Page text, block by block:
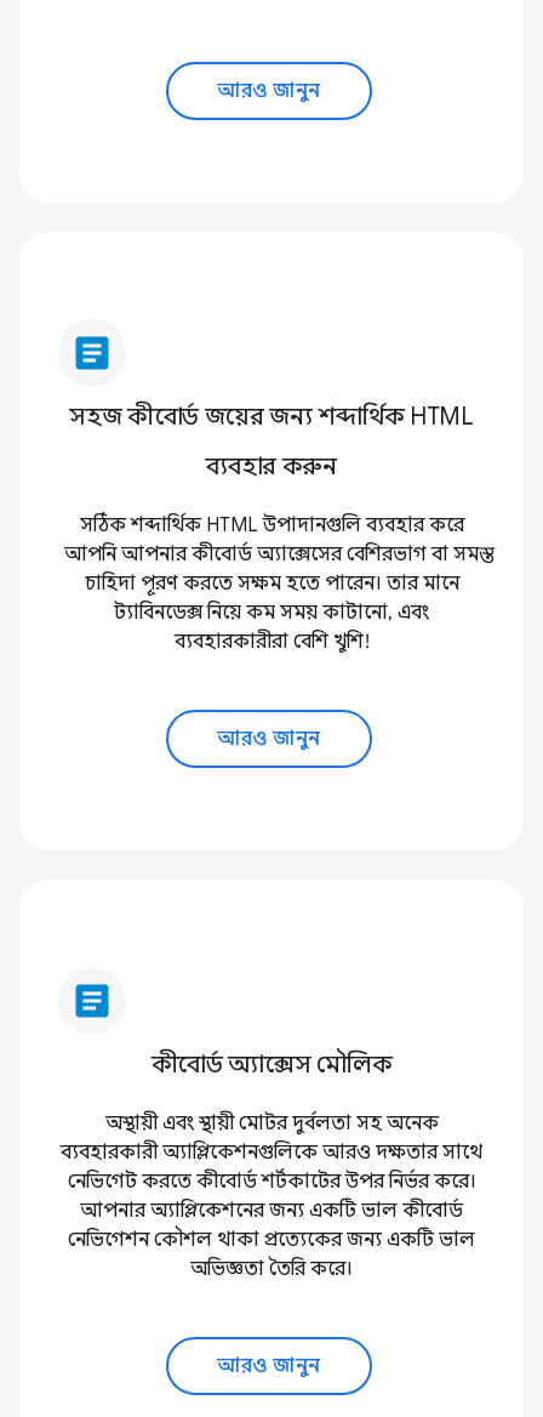
আরও জানুন
article
সহজ কীবোর্ড জয়ের জন্য শব্দার্থিক HTML
ব্যবহার করুন
সঠিক শব্দার্থিক HTML উপাদানগুলি ব্যবহার করে
আপনি আপনার কীবোর্ড অ্যাক্সেসের বেশিরভাগ বা সমস্ত
চাহিদা পূরণ করতে সক্ষম হতে পারেন। তার মানে
ট্যাবিনডেক্স নিয়ে কম সময় কাটানো, এবং
ব্যবহারকারীরা বেশি খুশি!
আরও জানুন
article
কীবোর্ড অ্যাক্সেস মৌলিক
অস্থায়ী এবং স্থায়ী মোটর দুর্বলতা সহ অনেক
ব্যবহারকারী অ্যাপ্লিকেশনগুলিকে আরও দক্ষতার সাথে
নেভিগেট করতে কীবোর্ড শর্টকাটের উপর নির্ভর করে।
আপনার অ্যাপ্লিকেশনের জন্য একটি ভাল কীবোর্ড
নেভিগেশন কৌশল থাকা প্রত্যেকের জন্য একটি ভাল
অভিজ্ঞতা তৈরি করে।
আরও জানুন